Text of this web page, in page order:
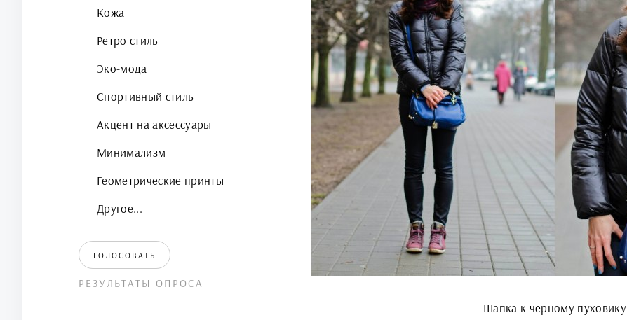
Кожа
Ретро стиль
Эко-мода
Спортивный стиль
Акцент на аксессуары
Минимализм
Геометрические принты
Другое...
ГОЛОСОВАТЬ
РЕЗУЛЬТАТЫ ОПРОСА
Шапка к черному пуховику